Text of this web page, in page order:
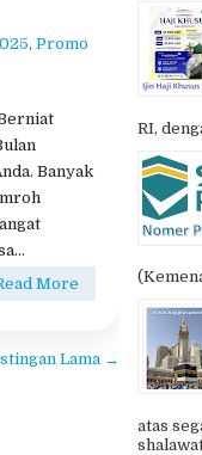
, Promo
Banyak
More
Lama →
RI,
atas